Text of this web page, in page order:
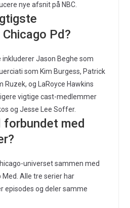
nye afsnit på NBC.
Pd?
inkluderer Jason Beghe som
som Kim Burgess, Patrick
Ruzek, og LaRoyce Hawkins
vigtige cast-medlemmer
og Jesse Lee Soffer.
forbundet med
universet sammen med
Med. Alle tre serier har
episodes og deler samme